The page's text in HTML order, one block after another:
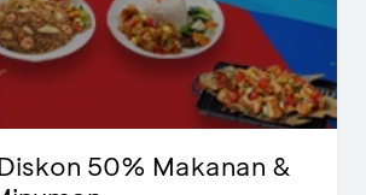
50% Makanan &